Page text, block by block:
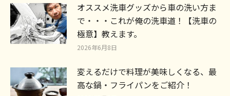
オススメ洗車グッズから車の洗い方ま
で・・・これが俺の洗車道！【洗車の
極意】教えます。
2026年6月8日
変えるだけで料理が美味しくなる、最
高な鍋・フライパンをご紹介！